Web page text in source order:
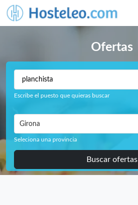
Ofertas
Escribe el puesto que quieras buscar
Girona
Seleciona una provincia
Buscar ofertas